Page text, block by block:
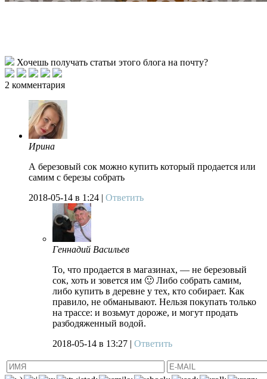
Хочешь получать статьи этого блога на почту?
2 комментария
Ирина
А березовый сок можно купить который продается или
самим с березы собрать
2018-05-14 в 1:24 | Ответить
Геннадий Васильев
То, что продается в магазинах, — не березовый
сок, хоть и зовется им 🙂 Либо собрать самим,
либо купить в деревне у тех, кто собирает. Как
правило, не обманывают. Нельзя покупать только
на трассе: и возьмут дороже, и могут продать
разбодяженный водой.
2018-05-14 в 13:27 | Ответить